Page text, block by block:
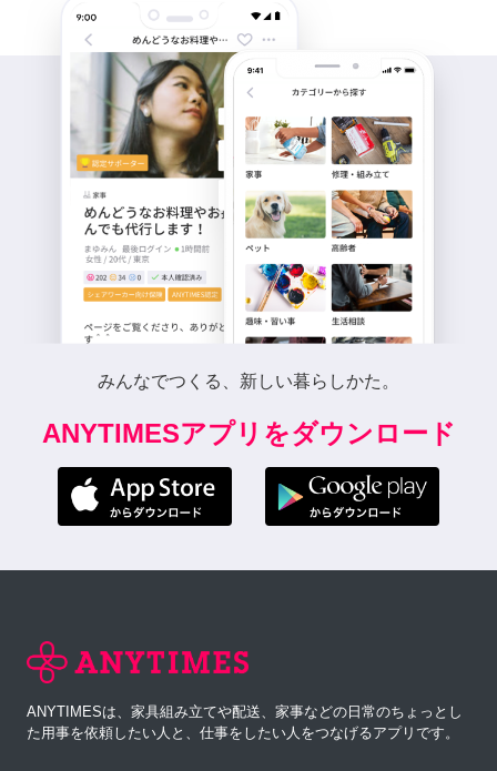
みんなでつくる、新しい暮らしかた。
ANYTIMESアプリをダウンロード
ANYTIMESは、家具組み立てや配送、家事などの日常のちょっとし
た用事を依頼したい人と、仕事をしたい人をつなげるアプリです。